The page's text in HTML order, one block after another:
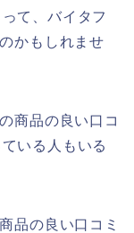
て、バイタフ
かもしれませ
商品の良い口コ
いる人もいる
品の良い口コミ